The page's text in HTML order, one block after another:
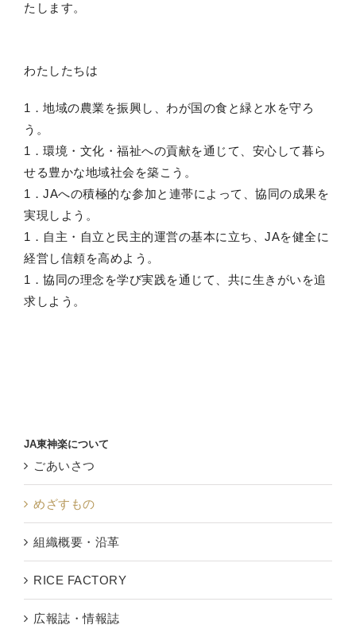
たします。
わたしたちは
1．地域の農業を振興し、わが国の食と緑と水を守ろ
う。
1．環境・文化・福祉への貢献を通じて、安心して暮ら
せる豊かな地域社会を築こう。
1．JAへの積極的な参加と連帯によって、協同の成果を
実現しよう。
1．自主・自立と民主的運営の基本に立ち、JAを健全に
経営し信頼を高めよう。
1．協同の理念を学び実践を通じて、共に生きがいを追
求しよう。
JA東神楽について
ごあいさつ
めざすもの
組織概要・沿革
RICE FACTORY
広報誌・情報誌